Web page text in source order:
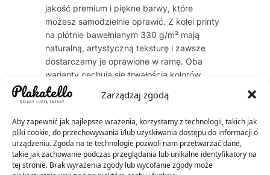
Zarządzaj zgodą
Aby zapewnić jak najlepsze wrażenia, korzystamy z technologii, takich jak
pliki cookie, do przechowywania i/lub uzyskiwania dostępu do informacji o
urządzeniu. Zgoda na te technologie pozwoli nam przetwarzać dane,
takie jak zachowanie podczas przeglądania lub unikalne identyfikatory na
tej stronie. Brak wyrażenia zgody lub wycofanie zgody może
jakość premium i piękne barwy, które
możesz samodzielnie oprawić. Z kolei printy
na płótnie bawełnianym 330 g/m² mają
naturalną, artystyczną teksturę i zawsze
dostarczamy je oprawione w ramę. Oba
warianty cechują się trwałością kolorów
przez dekady – do 60 lat dla plakatów, do
200 lat dla płócien.